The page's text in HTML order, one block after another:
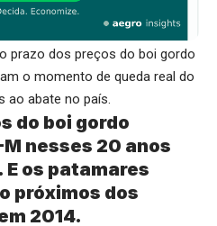
prazo dos preços do boi gordo
o momento de queda real do
ao abate no país.
do boi gordo
nesses 20 anos
E os patamares
próximos dos
2014.